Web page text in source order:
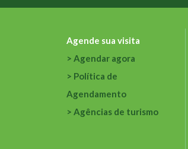
Agende sua visita
Agendar agora
Política de
Agendamento
Agências de turismo